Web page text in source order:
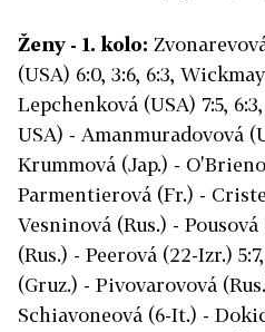
Ženy - 1. kolo:
(USA) 6:0, 3:6, 6:3,
Lepchenková (USA) 7:5,
USA) - Amanmuradovová
Krummová (Jap.) -
Parmentierová (Fr.) -
Vesninová (Rus.) - Pousová
(Rus.) - Peerová (22-Izr.)
(Gruz.) - Pivovarovová
Schiavoneová (6-It.) -